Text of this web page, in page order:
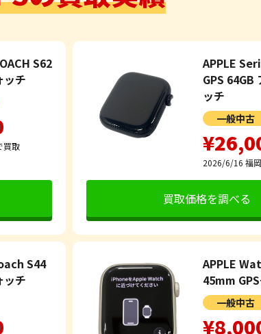
S62
ッチ
買取
APPLE
GPS 64GB
ッチ
一般中古
2026/6/16 福
買取価格を調べる
S44
ッチ
APPLE
45mm
一般中古